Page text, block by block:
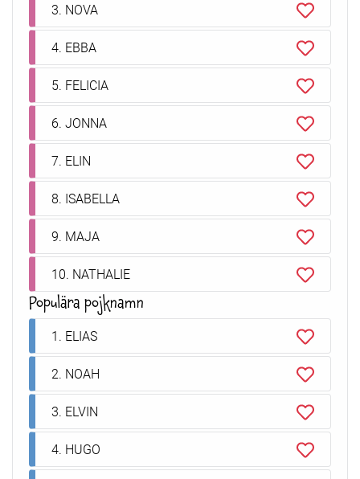
3. NOVA
4. EBBA
5. FELICIA
6. JONNA
7. ELIN
8. ISABELLA
9. MAJA
10. NATHALIE
Populära pojknamn
1. ELIAS
2. NOAH
3. ELVIN
4. HUGO